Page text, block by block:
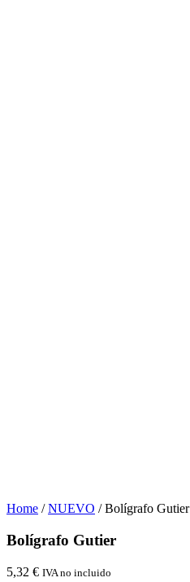
Home /NUEVO / Bolígrafo Gutier
Bolígrafo Gutier
5,32 € IVA no incluido